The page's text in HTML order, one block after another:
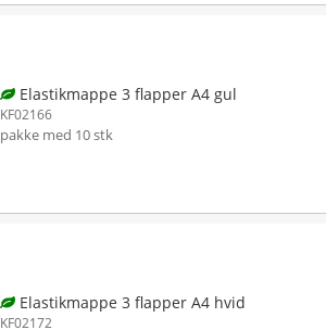
Elastikmappe 3 flapper A4 gul
KF02166
pakke med 10 stk
Elastikmappe 3 flapper A4 hvid
KF02172